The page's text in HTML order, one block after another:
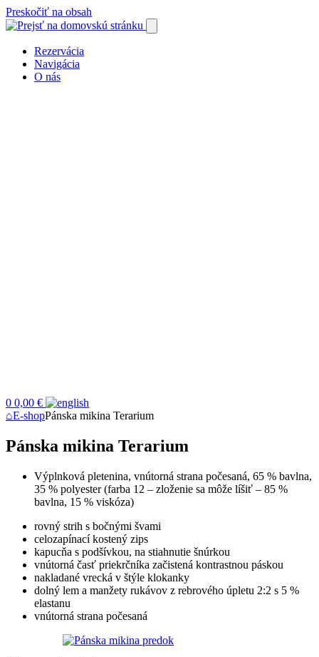
Preskočiť na obsah
Rezervácia
Navigácia
O nás
0 0,00 €
⌂E-shopPánska mikina Terarium
Pánska mikina Terarium
Výplnková pletenina, vnútorná strana počesaná, 65 % bavlna,
35 % polyester (farba 12 – zloženie sa môže líšiť – 85 %
bavlna, 15 % viskóza)
rovný strih s bočnými švami
celozapínací kostený zips
kapucňa s podšívkou, na stiahnutie šnúrkou
vnútorná časť priekrčníka začistená kontrastnou páskou
nakladané vrecká v štýle klokanky
dolný lem a manžety rukávov z rebrového úpletu 2:2 s 5 %
elastanu
vnútorná strana počesaná